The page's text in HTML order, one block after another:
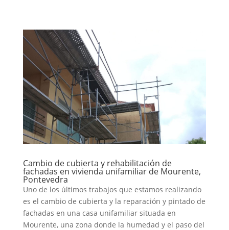
Cambio de cubierta y rehabilitación de
fachadas en vivienda unifamiliar de Mourente,
Pontevedra
Uno de los últimos trabajos que estamos realizando
es el cambio de cubierta y la reparación y pintado de
fachadas en una casa unifamiliar situada en
Mourente, una zona donde la humedad y el paso del